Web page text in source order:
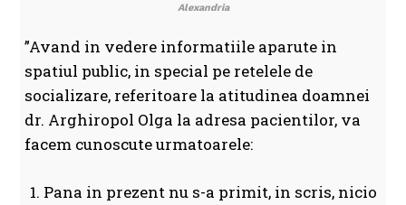
Alexandria
”Avand in vedere informatiile aparute in
spatiul public, in special pe retelele de
socializare, referitoare la atitudinea doamnei
dr. Arghiropol Olga la adresa pacientilor, va
facem cunoscute urmatoarele:
Pana in prezent nu s-a primit, in scris, nicio